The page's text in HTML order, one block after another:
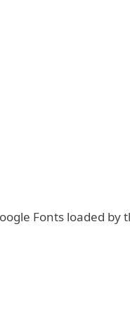
Fonts loaded by